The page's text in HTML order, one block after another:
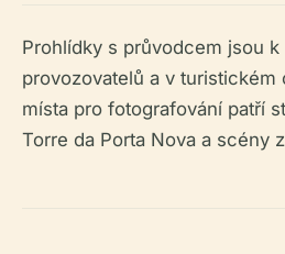
Prohlídky s průvodcem jsou
provozovatelů a v
místa pro fotografování patří
Torre da Porta Nova a scény